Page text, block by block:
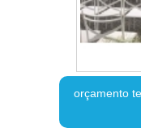
orçamento